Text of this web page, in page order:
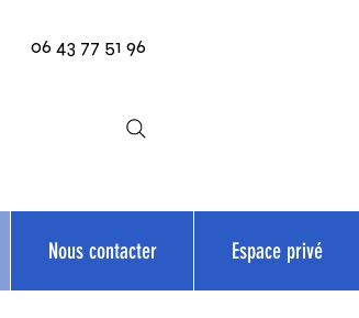
06 43 77 51 96
Nous contacter Espace privé